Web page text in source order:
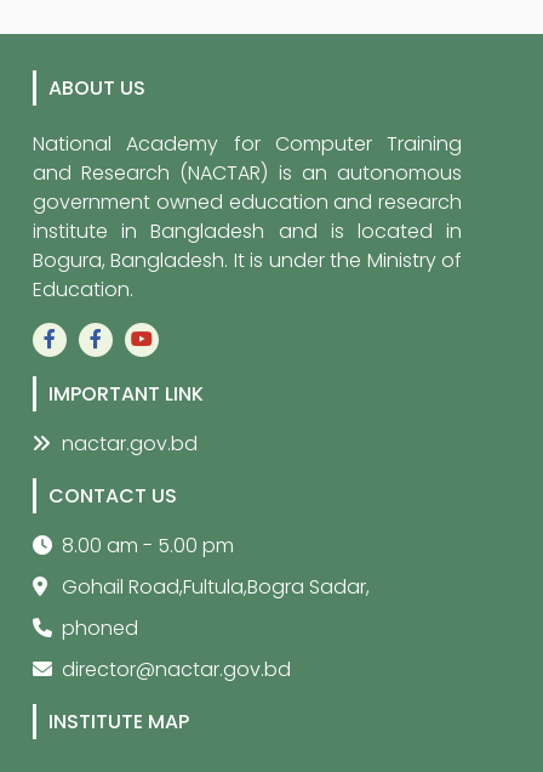
ABOUT US
National Academy for Computer Training
and Research (NACTAR) is an autonomous
government owned education and research
institute in Bangladesh and is located in
Bogura, Bangladesh. It is under the Ministry of
Education.
IMPORTANT LINK
nactar.gov.bd
CONTACT US
8.00 am - 5.00 pm
Gohail Road,Fultula,Bogra Sadar,
phoned
director@nactar.gov.bd
INSTITUTE MAP